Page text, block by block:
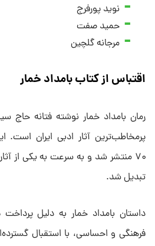
نوید پورفرج
حمید صفت
مرجانه گلچین
اقتباس از کتاب بامداد خمار
رمان بامداد خمار نوشته فتانه حاج
پرمخاطب‌ترین آثار ادبی ایران است.
۷۰ منتشر شد و به سرعت به یکی از
تبدیل شد.
داستان بامداد خمار به دلیل
فرهنگی و احساسی، با استقبال